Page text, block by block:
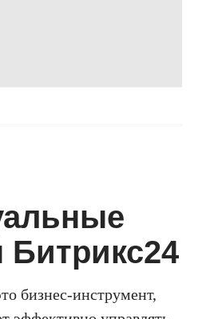
бизнес-инструмент,